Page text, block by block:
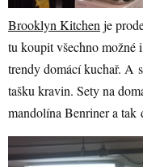
Brooklyn Kitchen je
tu koupit všechno možné
trendy domácí kuchař. A
tašku kravin. Sety na
mandolína Benriner a tak